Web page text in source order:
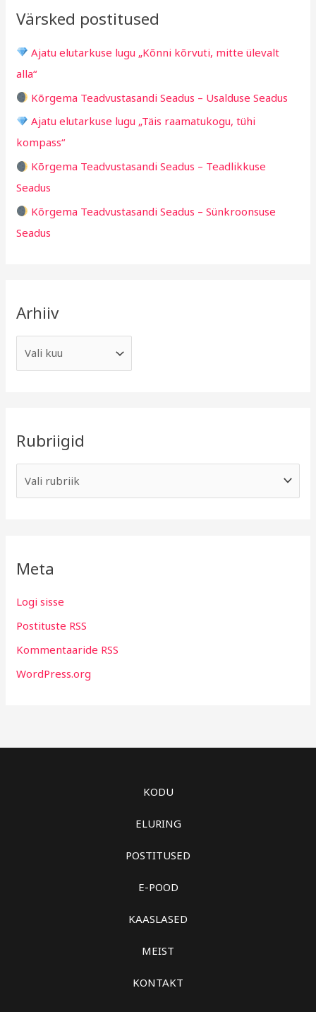
c
o
r
:
Värsked postitused
Ajatu elutarkuse lugu „Kõnni kõrvuti, mitte ülevalt
alla“
Kõrgema Teadvustasandi Seadus – Usalduse Seadus
Ajatu elutarkuse lugu „Täis raamatukogu, tühi
kompass“
Kõrgema Teadvustasandi Seadus – Teadlikkuse
Seadus
Kõrgema Teadvustasandi Seadus – Sünkroonsuse
Seadus
Arhiiv
Rubriigid
g
i
d
Meta
Logi sisse
Postituste RSS
Kommentaaride RSS
WordPress.org
KODU
ELURING
POSTITUSED
E-POOD
KAASLASED
MEIST
KONTAKT